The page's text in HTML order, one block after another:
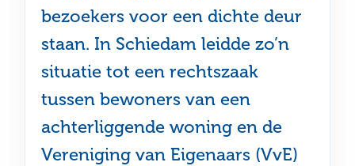
bezoekers voor een dichte deur
staan. In Schiedam leidde zo’n
situatie tot een rechtszaak
tussen bewoners van een
achterliggende woning en de
Vereniging van Eigenaars (VvE)